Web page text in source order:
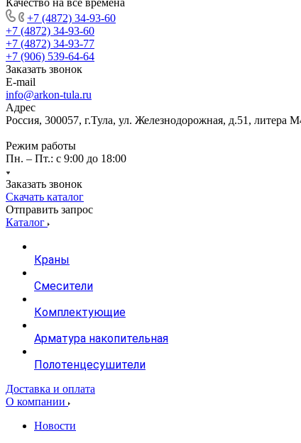
Качество на все времена
+7 (4872) 34-93-60
+7 (4872) 34-93-60
+7 (4872) 34-93-77
+7 (906) 539-64-64
Заказать звонок
E-mail
info@arkon-tula.ru
Адрес
Россия, 300057, г.Тула, ул. Железнодорожная, д.51, литера
Режим работы
Пн. – Пт.: с 9:00 до 18:00
Заказать звонок
Скачать каталог
Отправить запрос
Каталог
Краны
Смесители
Комплектующие
Арматура накопительная
Полотенцесушители
Доставка и оплата
О компании
Новости